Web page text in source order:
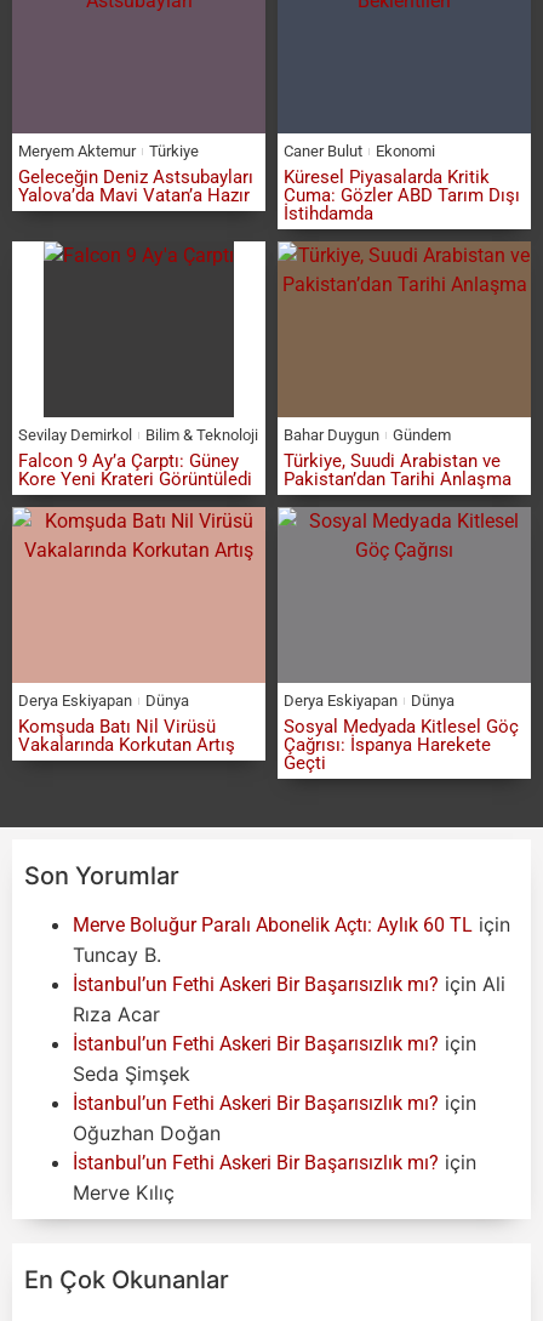
Meryem Aktemur Türkiye
Geleceğin Deniz Astsubayları
Yalova’da Mavi Vatan’a Hazır
Caner Bulut Ekonomi
Küresel Piyasalarda Kritik
Cuma: Gözler ABD Tarım Dışı
İstihdamda
Sevilay Demirkol Bilim & Teknoloji
Falcon 9 Ay’a Çarptı: Güney
Kore Yeni Krateri Görüntüledi
Bahar Duygun Gündem
Türkiye, Suudi Arabistan ve
Pakistan’dan Tarihi Anlaşma
Derya Eskiyapan Dünya
Komşuda Batı Nil Virüsü
Vakalarında Korkutan Artış
Derya Eskiyapan Dünya
Sosyal Medyada Kitlesel Göç
Çağrısı: İspanya Harekete
Geçti
Son Yorumlar
Merve Boluğur Paralı Abonelik Açtı: Aylık 60 TL için
Tuncay B.
İstanbul’un Fethi Askeri Bir Başarısızlık mı? için Ali
Rıza Acar
İstanbul’un Fethi Askeri Bir Başarısızlık mı? için
Seda Şimşek
İstanbul’un Fethi Askeri Bir Başarısızlık mı? için
Oğuzhan Doğan
İstanbul’un Fethi Askeri Bir Başarısızlık mı? için
Merve Kılıç
En Çok Okunanlar